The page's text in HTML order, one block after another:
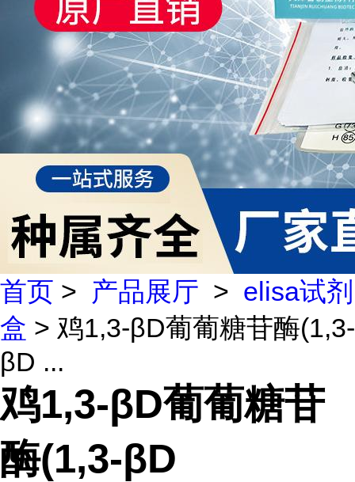
首页 > 产品展厅 > elisa试剂
盒 > 鸡1,3-βD葡葡糖苷酶(1,3-
βD ...
鸡1,3-βD葡葡糖苷
酶(1,3-βD